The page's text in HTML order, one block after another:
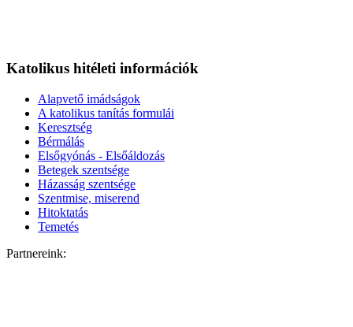
Katolikus hitéleti információk
Alapvető imádságok
A katolikus tanítás formulái
Keresztség
Bérmálás
Elsőgyónás - Elsőáldozás
Betegek szentsége
Házasság szentsége
Szentmise, miserend
Hitoktatás
Temetés
Partnereink: